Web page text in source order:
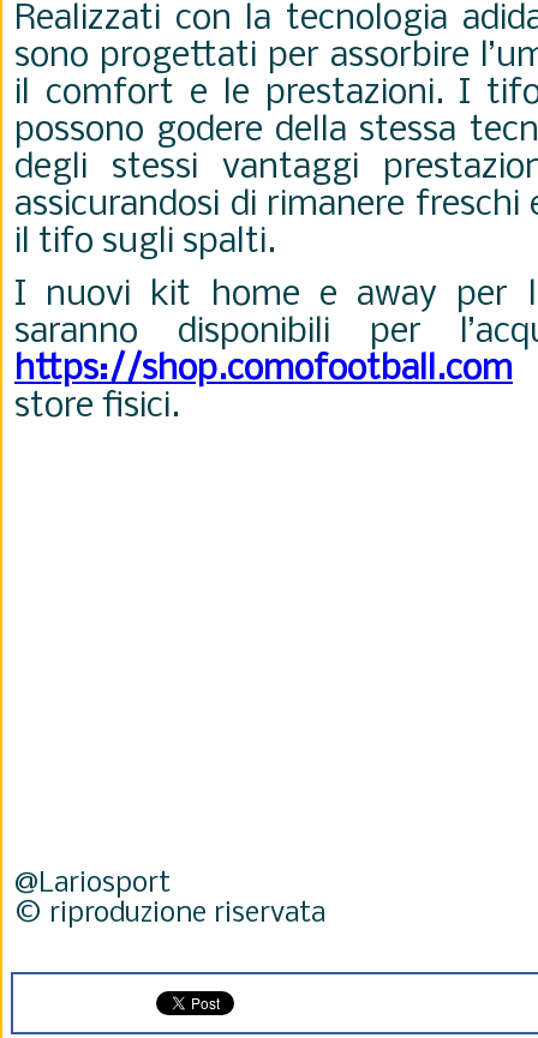
Realizzati con la tecnologia
sono progettati per assorbire
il comfort e le prestazioni. I
possono godere della stessa
degli stessi vantaggi
assicurandosi di rimanere freschi
il tifo sugli spalti.
I nuovi kit home e away per
saranno disponibili per
https://shop.comofootball.com
store fisici.
@Lariosport
© riproduzione riservata